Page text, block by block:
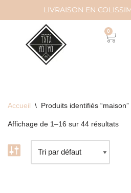
contenu
LIVRAISON EN
0
Accueil \ Produits identifiés “maison”
Affichage de 1–16 sur 44 résultats